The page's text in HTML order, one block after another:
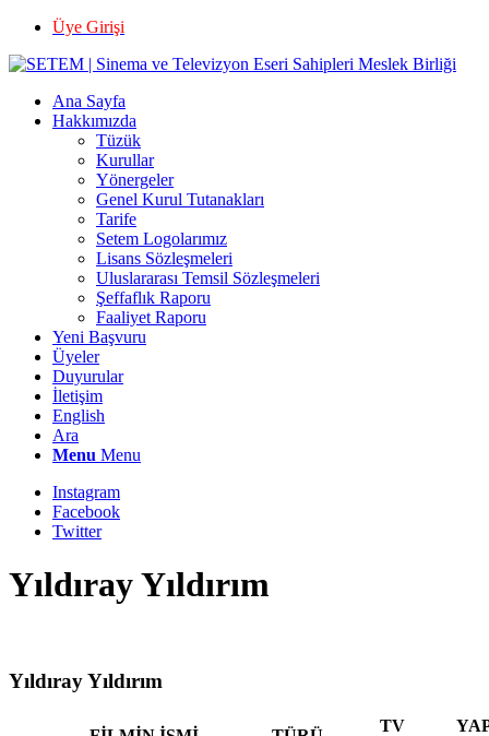
Üye Girişi
Ana Sayfa
Hakkımızda
Tüzük
Kurullar
Yönergeler
Genel Kurul Tutanakları
Tarife
Setem Logolarımız
Lisans Sözleşmeleri
Uluslararası Temsil Sözleşmeleri
Şeffaflık Raporu
Faaliyet Raporu
Yeni Başvuru
Üyeler
Duyurular
İletişim
English
Ara
Menu Menu
Instagram
Facebook
Twitter
Yıldıray Yıldırım
Yıldıray Yıldırım
TV